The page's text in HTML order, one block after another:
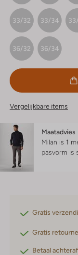
33/32 33/34
36/32 36/34
Vergelijkbare items
Maatadvies
Milan is 1
pasvorm is
Gratis
Gratis
Betaal achteraf